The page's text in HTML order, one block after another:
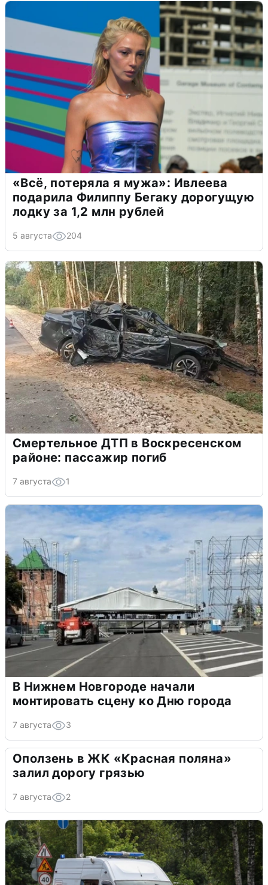
«Всё, потеряла я мужа»: Ивлеева
подарила Филиппу Бегаку дорогущую
лодку за 1,2 млн рублей
5 августа 204
Смертельное ДТП в Воскресенском
районе: пассажир погиб
7 августа 1
В Нижнем Новгороде начали
монтировать сцену ко Дню города
7 августа 3
Оползень в ЖК «Красная поляна»
залил дорогу грязью
7 августа 2